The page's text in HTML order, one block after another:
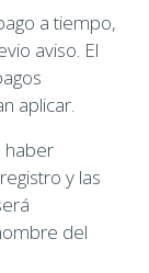
a tiempo,
aviso. El
aplicar.
haber
y las
del